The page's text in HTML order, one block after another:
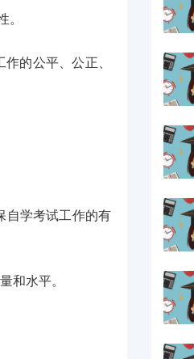
。
的公平、公正、
学考试工作的有
和水平。